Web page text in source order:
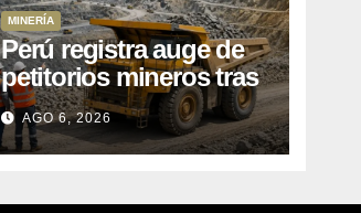
MINERÍA
Perú registra auge de
petitorios mineros tras
liberación de más de
mil concesiones para
explorar cobre y oro
AGO 6, 2026